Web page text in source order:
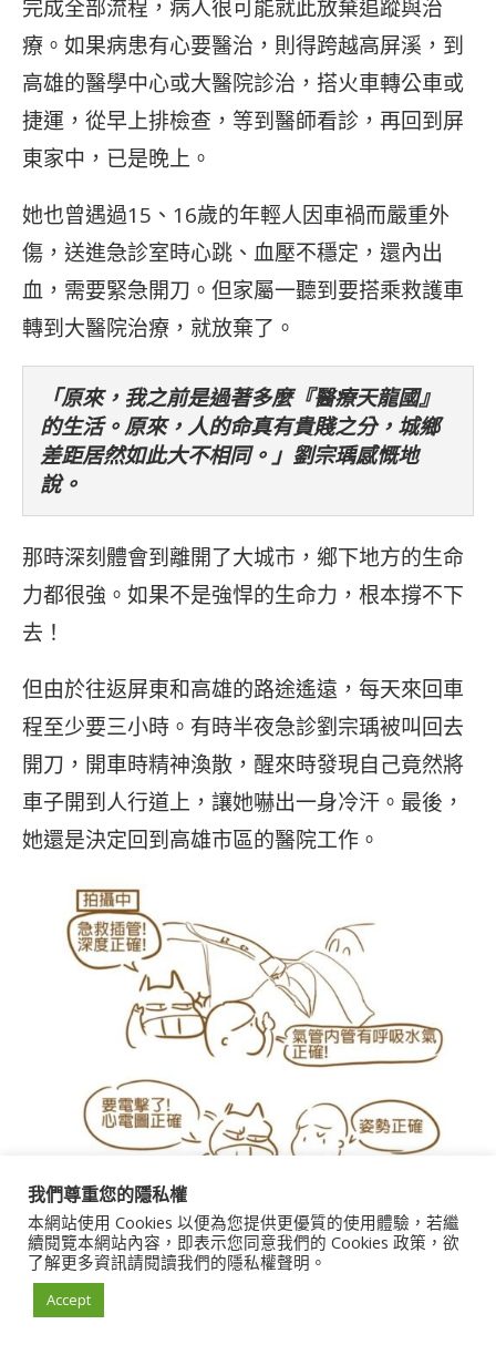
完成全部流程，病人很可能就此放棄追蹤與治
療。如果病患有心要醫治，則得跨越高屏溪，到
高雄的醫學中心或大醫院診治，搭火車轉公車或
捷運，從早上排檢查，等到醫師看診，再回到屏
東家中，已是晚上。
她也曾遇過15、16歲的年輕人因車禍而嚴重外
傷，送進急診室時心跳、血壓不穩定，還內出
血，需要緊急開刀。但家屬一聽到要搭乘救護車
轉到大醫院治療，就放棄了。
「原來，我之前是過著多麼『醫療天龍國』
的生活。原來，人的命真有貴賤之分，城鄉
差距居然如此大不相同。」劉宗瑀感慨地
說。
那時深刻體會到離開了大城市，鄉下地方的生命
力都很強。如果不是強悍的生命力，根本撐不下
去！
但由於往返屏東和高雄的路途遙遠，每天來回車
程至少要三小時。有時半夜急診劉宗瑀被叫回去
開刀，開車時精神渙散，醒來時發現自己竟然將
車子開到人行道上，讓她嚇出一身冷汗。最後，
她還是決定回到高雄市區的醫院工作。
我們尊重您的隱私權
本網站使用 Cookies 以便為您提供更優質的使用體驗，若繼
續閱覽本網站內容，即表示您同意我們的 Cookies 政策，欲
了解更多資訊請閱讀我們的隱私權聲明。
Accept